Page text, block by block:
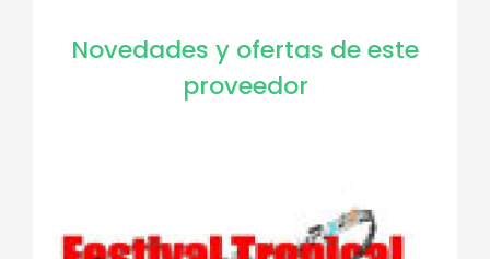
Novedades y ofertas de este
proveedor